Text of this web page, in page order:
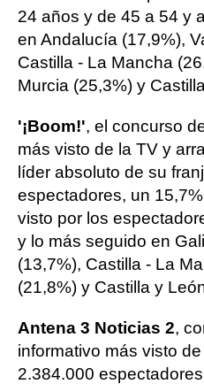
24 años y de 45 a 54 y
en Andalucía (17,9%),
Castilla - La Mancha
Murcia (25,3%) y
'¡Boom!', el concurso
más visto de la TV y
líder absoluto de su
espectadores, un
visto por los
y lo más seguido en
(13,7%), Castilla - La
(21,8%) y Castilla y
Antena 3 Noticias 2,
informativo más visto
2.384.000